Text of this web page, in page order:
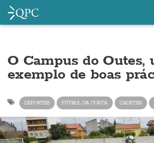
O Campus do Outes,
exemplo de boas
DEPORTES FÚTBOL DA COSTA CADETES